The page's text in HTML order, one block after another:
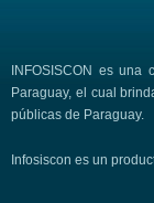
INFOSISCON es una
Paraguay, el cual
públicas de Paraguay.
Infosiscon es un